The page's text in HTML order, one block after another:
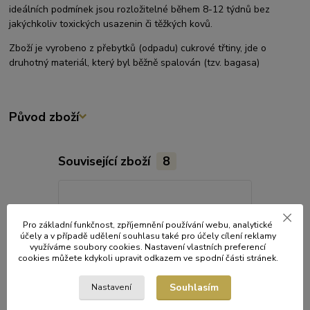
ideálních podmínek jsou rozložitelné během 8-12 týdnů bez
jakýchkoliv toxických usazenin či těžkých kovů.
Zboží je vyrobeno z přebytků (odpadu) cukrové třtiny, jde o
druhotný materiál, který byl běžně spalován (tzv. bagasa)
Původ zboží
Související zboží 8
Pro základní funkčnost, zpříjemnění používání webu, analytické
účely a v případě udělení souhlasu také pro účely cílení reklamy
využíváme soubory cookies. Nastavení vlastních preferencí
cookies můžete kdykoli upravit odkazem ve spodní části stránek.
Nastavení Souhlasím